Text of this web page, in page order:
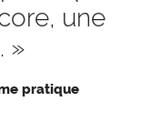
une
»
pratique